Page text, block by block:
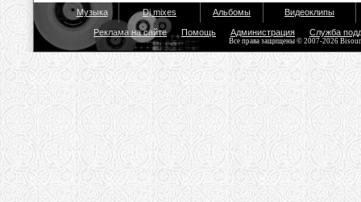
Музыка Dj mixes Альбомы Видеоклипы
Реклама на сайте Помощь Администрация Служба
Все права защищены © 2007-2026